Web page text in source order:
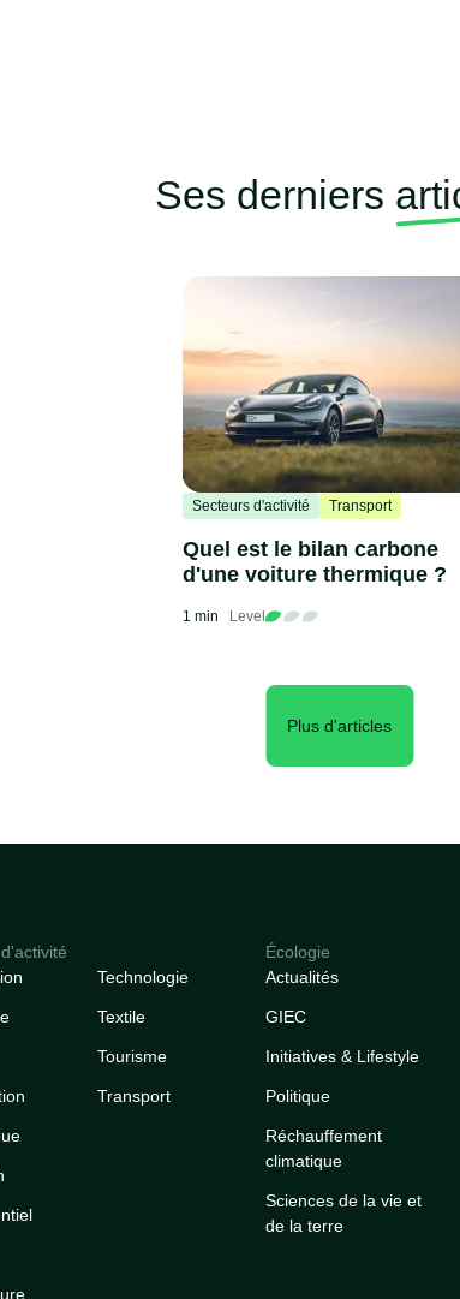
Ses derniers
Secteurs d'activité Transport
Quel est le bilan carbone
d'une voiture thermique ?
1 min Level
Plus d'articles
Technologie
Textile
Tourisme
Transport
Écologie
Actualités
GIEC
Initiatives & Lifestyle
Politique
Réchauffement
climatique
Sciences de la vie et
de la terre